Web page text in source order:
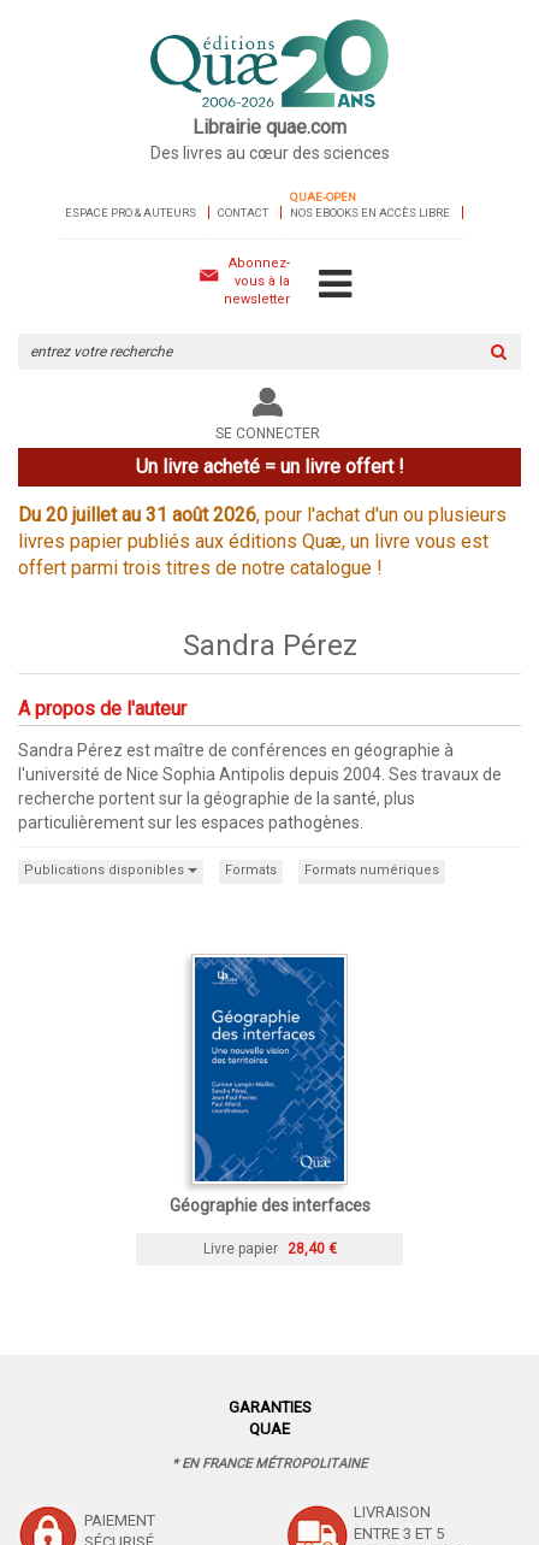
Librairie quae.com
Des livres au cœur des sciences
ESPACE PRO & AUTEURS CONTACT
QUAE-OPEN
NOS EBOOKS EN ACCÈS LIBRE
Abonnez-
vous à la
newsletter
le
site
SE CONNECTER
Un livre acheté = un livre offert !
Du 20 juillet au 31 août 2026, pour l'achat d'un ou plusieurs
livres papier publiés aux éditions Quæ, un livre vous est
offert parmi trois titres de notre catalogue !
Sandra Pérez
A propos de l'auteur
Sandra Pérez est maître de conférences en géographie à
l'université de Nice Sophia Antipolis depuis 2004. Ses travaux de
recherche portent sur la géographie de la santé, plus
particulièrement sur les espaces pathogènes.
Publications disponibles Formats Formats numériques
Géographie des interfaces
Livre papier 28,40 €
GARANTIES
QUAE
* EN FRANCE MÉTROPOLITAINE
PAIEMENT
LIVRAISON
ENTRE 3 ET 5